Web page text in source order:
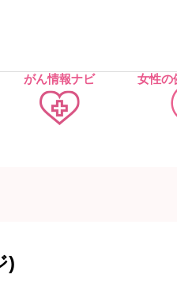
がん情報ナビ 女性の
)